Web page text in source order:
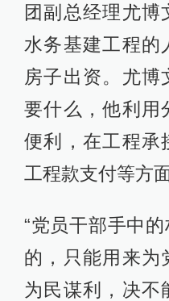
团副总经理尤博
水务基建工程的
房子出资。尤博
要什么，他利用
便利，在工程承
工程款支付等方
“党员干部手中
的，只能用来为
为民谋利，决不